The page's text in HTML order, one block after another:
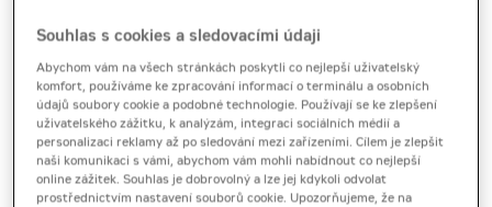
Cat 725
kloubový dempr
Výkon motoru 252
Max. užitečné zatížení
24 t
Objem korby
15,0
Rychlost
58,0 km/h
Souhlas s cookies a sledovacími údaji
Abychom vám na všech stránkách poskytli co nejlepší uživatelský
komfort, používáme ke zpracování informací o terminálu a osobních
údajů soubory cookie a podobné technologie. Používají se ke zlepšení
uživatelského zážitku, k analýzám, integraci sociálních médií a
personalizaci reklamy až po sledování mezi zařízeními. Cílem je zlepšit
naši komunikaci s vámi, abychom vám mohli nabídnout co nejlepší
online zážitek. Souhlas je dobrovolný a lze jej kdykoli odvolat
prostřednictvím nastavení souborů cookie. Upozorňujeme, že na